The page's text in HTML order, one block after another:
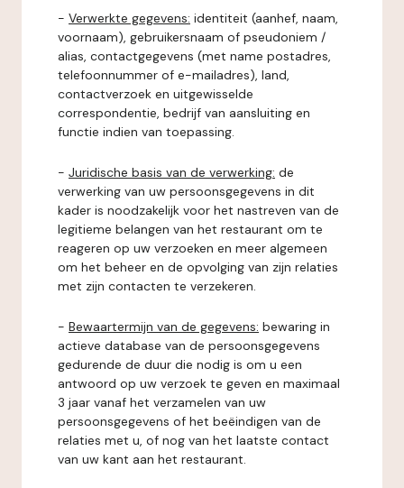
- Verwerkte gegevens: identiteit (aanhef, naam,
voornaam), gebruikersnaam of pseudoniem /
alias, contactgegevens (met name postadres,
telefoonnummer of e-mailadres), land,
contactverzoek en uitgewisselde
correspondentie, bedrijf van aansluiting en
functie indien van toepassing.
- Juridische basis van de verwerking: de
verwerking van uw persoonsgegevens in dit
kader is noodzakelijk voor het nastreven van de
legitieme belangen van het restaurant om te
reageren op uw verzoeken en meer algemeen
om het beheer en de opvolging van zijn relaties
met zijn contacten te verzekeren.
- Bewaartermijn van de gegevens: bewaring in
actieve database van de persoonsgegevens
gedurende de duur die nodig is om u een
antwoord op uw verzoek te geven en maximaal
3 jaar vanaf het verzamelen van uw
persoonsgegevens of het beëindigen van de
relaties met u, of nog van het laatste contact
van uw kant aan het restaurant.